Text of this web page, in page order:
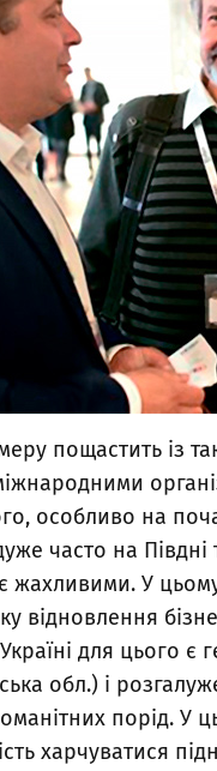
пощастить із
особливо на
часто на Півдні
жахливими. У
відновлення
для цього є
обл.) і
порід. У
харчуватися